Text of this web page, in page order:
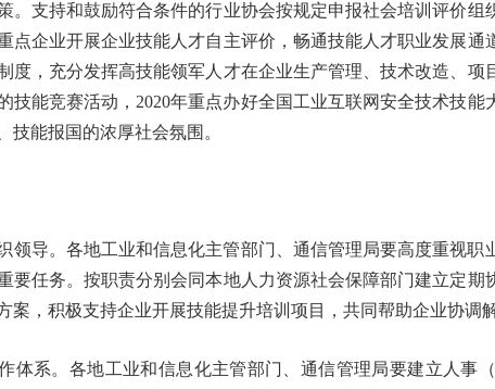
。支持和鼓励符合条件的行业协会按规定申报社会培训评价
点企业开展企业技能人才自主评价，畅通技能人才职业发展
度，充分发挥高技能领军人才在企业生产管理、技术改造、
技能竞赛活动，2020年重点办好全国工业互联网安全技术技
技能报国的浓厚社会氛围。
领导。各地工业和信息化主管部门、通信管理局要高度重视
要任务。按职责分别会同本地人力资源社会保障部门建立定
案，积极支持企业开展技能提升培训项目，共同帮助企业
作体系。各地工业和信息化主管部门、通信管理局要建立人事